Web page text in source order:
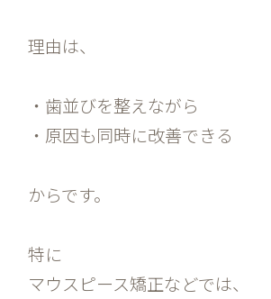
理由は、
・歯並びを整えながら
・原因も同時に改善できる
からです。
特に
マウスピース矯正などでは、